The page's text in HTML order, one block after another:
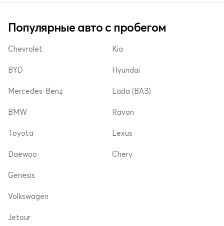
Популярные авто с пробегом
Chevrolet
BYD
Mercedes-Benz
Kia
Hyundai
Lada (ВАЗ)
BMW
Toyota
Daewoo
Ravon
Lexus
Chery
Genesis
Volkswagen
Jetour